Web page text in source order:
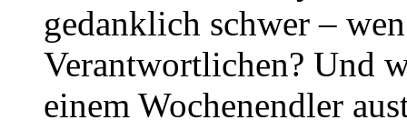
gedanklich schwer –
Verantwortlichen? Und
einem Wochenendler